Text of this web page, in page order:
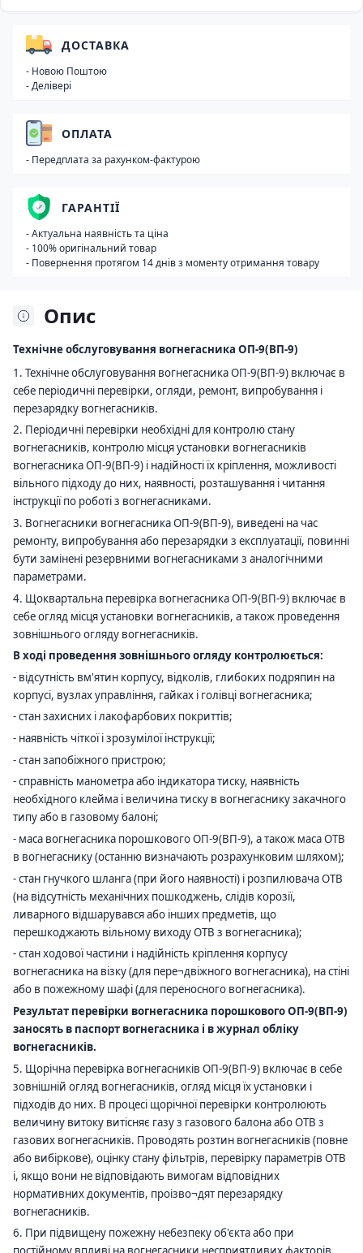
Опис
Технічне обслуговування вогнегасника ОП-9(ВП-9)
1. Технічне обслуговування вогнегасника ОП-9(ВП-9) включає в
себе періодичні перевірки, огляди, ремонт, випробування і
перезарядку вогнегасників.
2. Періодичні перевірки необхідні для контролю стану
вогнегасників, контролю місця установки вогнегасників
вогнегасника ОП-9(ВП-9) і надійності їх кріплення, можливості
вільного підходу до них, наявності, розташування і читання
інструкції по роботі з вогнегасниками.
3. Вогнегасники вогнегасника ОП-9(ВП-9), виведені на час
ремонту, випробування або перезарядки з експлуатації, повинні
бути замінені резервними вогнегасниками з аналогічними
параметрами.
4. Щоквартальна перевірка вогнегасника ОП-9(ВП-9) включає в
себе огляд місця установки вогнегасників, а також проведення
зовнішнього огляду вогнегасників.
В ході проведення зовнішнього огляду контролюється:
- відсутність вм'ятин корпусу, відколів, глибоких подряпин на
корпусі, вузлах управління, гайках і голівці вогнегасника;
- стан захисних і лакофарбових покриттів;
- наявність чіткої і зрозумілої інструкції;
- стан запобіжного пристрою;
- справність манометра або індикатора тиску, наявність
необхідного клейма і величина тиску в вогнегаснику закачного
типу або в газовому балоні;
- маса вогнегасника порошкового ОП-9(ВП-9), а також маса ОТВ
в вогнегаснику (останню визначають розрахунковим шляхом);
- стан гнучкого шланга (при його наявності) і розпилювача ОТВ
(на відсутність механічних пошкоджень, слідів корозії,
ливарного відшарувався або інших предметів, що
перешкоджають вільному виходу ОТВ з вогнегасника);
- стан ходової частини і надійність кріплення корпусу
вогнегасника на візку (для пере¬двіжного вогнегасника), на стіні
або в пожежному шафі (для переносного вогнегасника).
Результат перевірки вогнегасника порошкового ОП-9(ВП-9)
заносять в паспорт вогнегасника і в журнал обліку
вогнегасників.
5. Щорічна перевірка вогнегасників ОП-9(ВП-9) включає в себе
зовнішній огляд вогнегасників, огляд місця їх установки і
підходів до них. В процесі щорічної перевірки контролюють
величину витоку витісняє газу з газового балона або ОТВ з
газових вогнегасників. Проводять розтин вогнегасників (повне
або вибіркове), оцінку стану фільтрів, перевірку параметрів ОТВ
і, якщо вони не відповідають вимогам відповідних
нормативних документів, проізво¬дят перезарядку
вогнегасників.
6. При підвищену пожежну небезпеку об'єкта або при
ДОСТАВКА
- Новою Поштою
- Делівері
ОПЛАТА
- Передплата за рахунком-фактурою
ГАРАНТІЇ
- Актуальна наявність та ціна
- 100% оригінальний товар
- Повернення протягом 14 днів з моменту отримання товару